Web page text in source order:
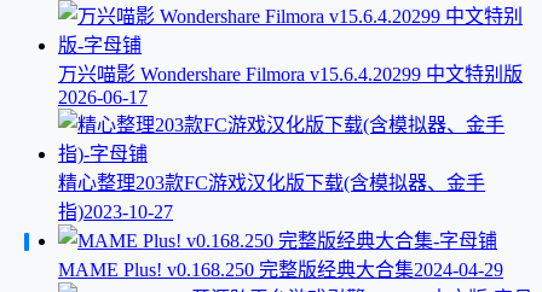
万兴喵影 Wondershare Filmora v15.6.4.20299 中文特别版
2026-06-17
精心整理203款FC游戏汉化版下载(含模拟器、金手
指)2023-10-27
MAME Plus! v0.168.250 完整版经典大合集2024-04-29